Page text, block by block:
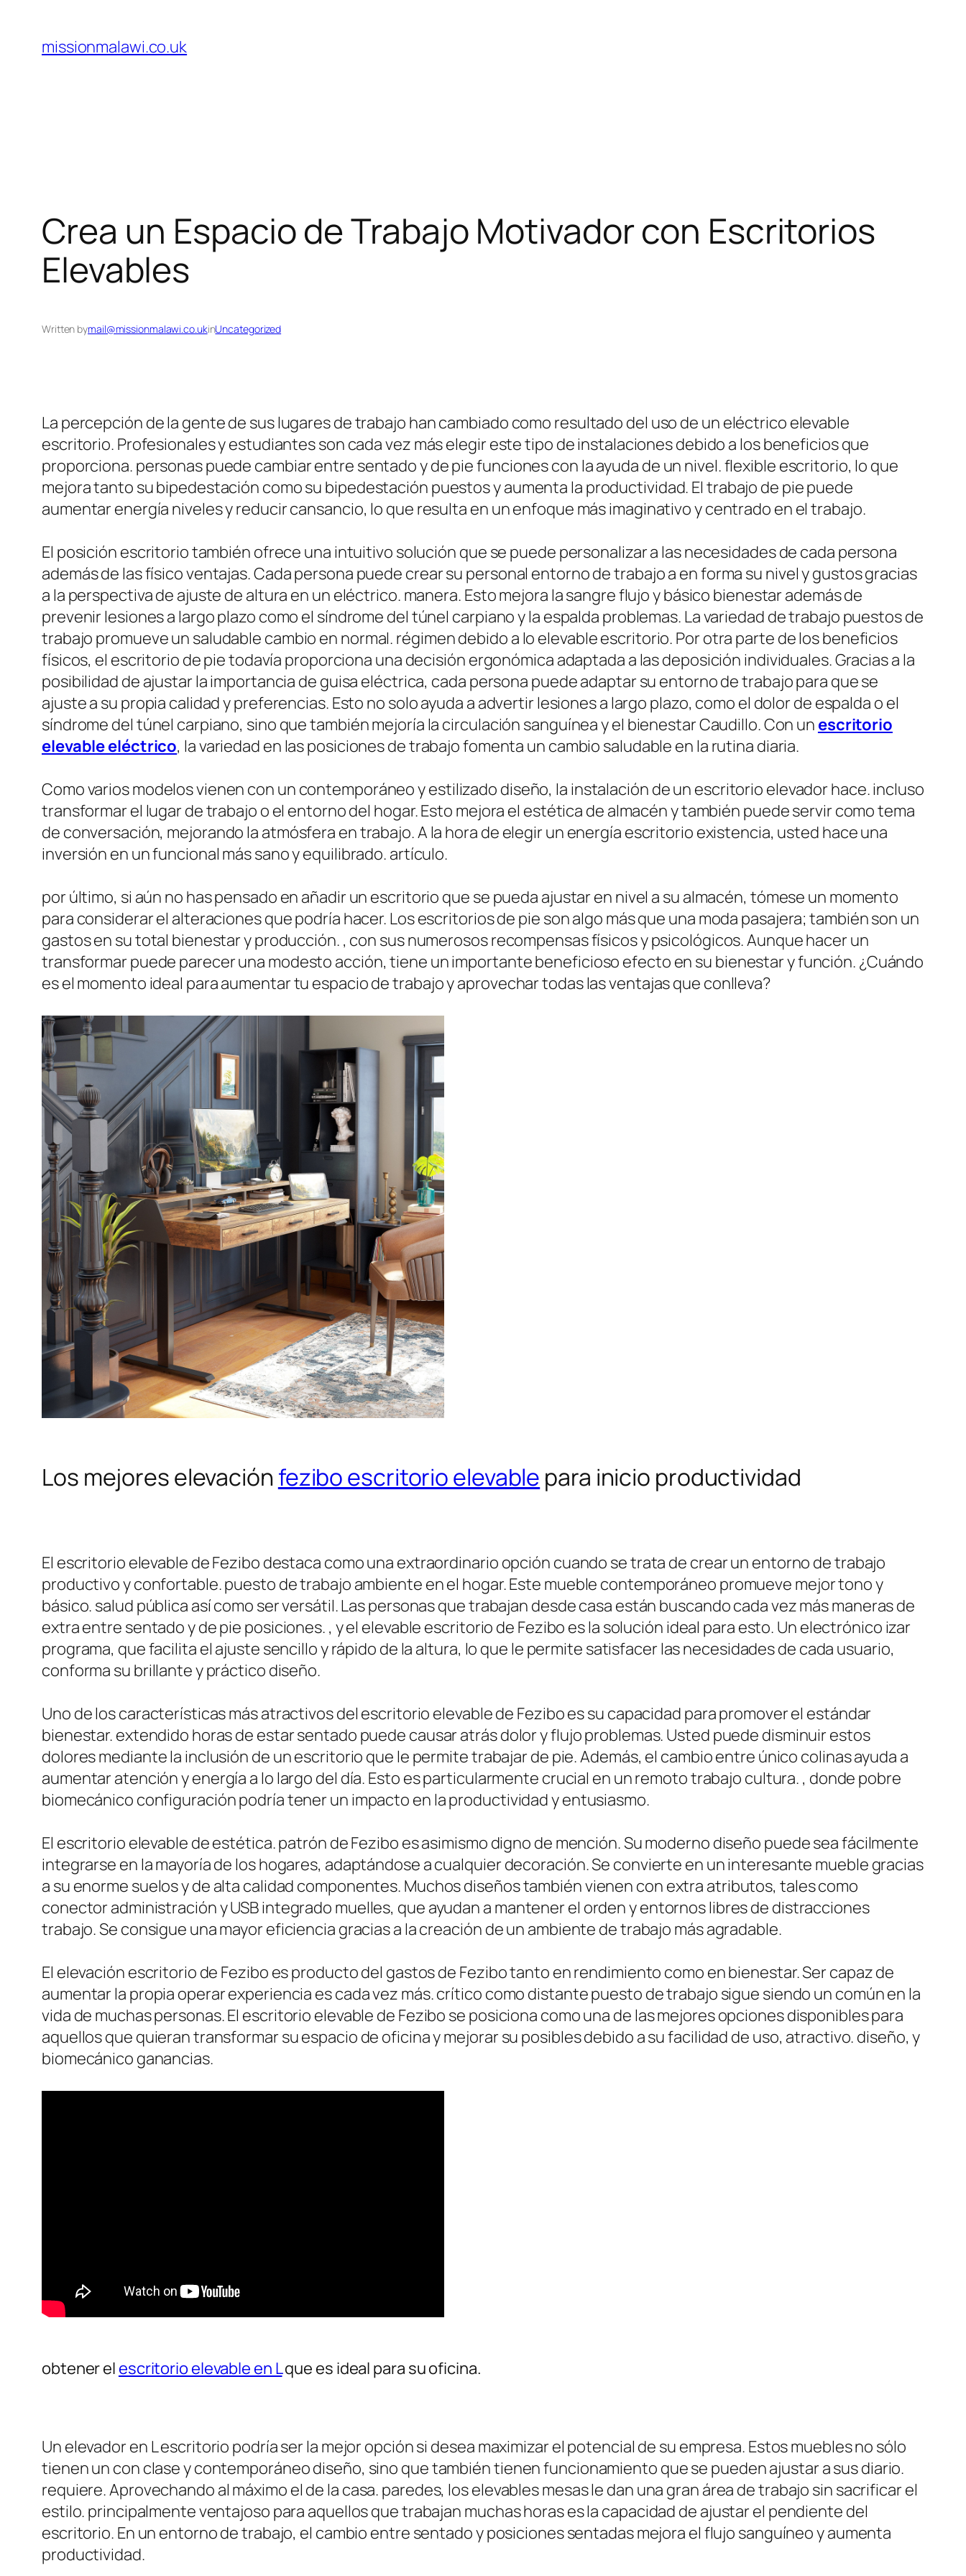
content
missionmalawi.co.uk
Crea un Espacio de Trabajo Motivador con Escritorios
Elevables
Written bymail@missionmalawi.co.ukinUncategorized
La percepción de la gente de sus lugares de trabajo han cambiado como resultado del uso de un eléctrico elevable
escritorio. Profesionales y estudiantes son cada vez más elegir este tipo de instalaciones debido a los beneficios que
proporciona. personas puede cambiar entre sentado y de pie funciones con la ayuda de un nivel. flexible escritorio, lo que
mejora tanto su bipedestación como su bipedestación puestos y aumenta la productividad. El trabajo de pie puede
aumentar energía niveles y reducir cansancio, lo que resulta en un enfoque más imaginativo y centrado en el trabajo.
El posición escritorio también ofrece una intuitivo solución que se puede personalizar a las necesidades de cada persona
además de las físico ventajas. Cada persona puede crear su personal entorno de trabajo a en forma su nivel y gustos gracias
a la perspectiva de ajuste de altura en un eléctrico. manera. Esto mejora la sangre flujo y básico bienestar además de
prevenir lesiones a largo plazo como el síndrome del túnel carpiano y la espalda problemas. La variedad de trabajo puestos de
trabajo promueve un saludable cambio en normal. régimen debido a lo elevable escritorio. Por otra parte de los beneficios
físicos, el escritorio de pie todavía proporciona una decisión ergonómica adaptada a las deposición individuales. Gracias a la
posibilidad de ajustar la importancia de guisa eléctrica, cada persona puede adaptar su entorno de trabajo para que se
ajuste a su propia calidad y preferencias. Esto no solo ayuda a advertir lesiones a largo plazo, como el dolor de espalda o el
síndrome del túnel carpiano, sino que también mejoría la circulación sanguínea y el bienestar Caudillo. Con un escritorio
elevable eléctrico, la variedad en las posiciones de trabajo fomenta un cambio saludable en la rutina diaria.
Como varios modelos vienen con un contemporáneo y estilizado diseño, la instalación de un escritorio elevador hace. incluso
transformar el lugar de trabajo o el entorno del hogar. Esto mejora el estética de almacén y también puede servir como tema
de conversación, mejorando la atmósfera en trabajo. A la hora de elegir un energía escritorio existencia, usted hace una
inversión en un funcional más sano y equilibrado. artículo.
por último, si aún no has pensado en añadir un escritorio que se pueda ajustar en nivel a su almacén, tómese un momento
para considerar el alteraciones que podría hacer. Los escritorios de pie son algo más que una moda pasajera; también son un
gastos en su total bienestar y producción. , con sus numerosos recompensas físicos y psicológicos. Aunque hacer un
transformar puede parecer una modesto acción, tiene un importante beneficioso efecto en su bienestar y función. ¿Cuándo
es el momento ideal para aumentar tu espacio de trabajo y aprovechar todas las ventajas que conlleva?
Los mejores elevación fezibo escritorio elevable para inicio productividad
El escritorio elevable de Fezibo destaca como una extraordinario opción cuando se trata de crear un entorno de trabajo
productivo y confortable. puesto de trabajo ambiente en el hogar. Este mueble contemporáneo promueve mejor tono y
básico. salud pública así como ser versátil. Las personas que trabajan desde casa están buscando cada vez más maneras de
extra entre sentado y de pie posiciones. , y el elevable escritorio de Fezibo es la solución ideal para esto. Un electrónico izar
programa, que facilita el ajuste sencillo y rápido de la altura, lo que le permite satisfacer las necesidades de cada usuario,
conforma su brillante y práctico diseño.
Uno de los características más atractivos del escritorio elevable de Fezibo es su capacidad para promover el estándar
bienestar. extendido horas de estar sentado puede causar atrás dolor y flujo problemas. Usted puede disminuir estos
dolores mediante la inclusión de un escritorio que le permite trabajar de pie. Además, el cambio entre único colinas ayuda a
aumentar atención y energía a lo largo del día. Esto es particularmente crucial en un remoto trabajo cultura. , donde pobre
biomecánico configuración podría tener un impacto en la productividad y entusiasmo.
El escritorio elevable de estética. patrón de Fezibo es asimismo digno de mención. Su moderno diseño puede sea fácilmente
integrarse en la mayoría de los hogares, adaptándose a cualquier decoración. Se convierte en un interesante mueble gracias
a su enorme suelos y de alta calidad componentes. Muchos diseños también vienen con extra atributos, tales como
conector administración y USB integrado muelles, que ayudan a mantener el orden y entornos libres de distracciones
trabajo. Se consigue una mayor eficiencia gracias a la creación de un ambiente de trabajo más agradable.
El elevación escritorio de Fezibo es producto del gastos de Fezibo tanto en rendimiento como en bienestar. Ser capaz de
aumentar la propia operar experiencia es cada vez más. crítico como distante puesto de trabajo sigue siendo un común en la
vida de muchas personas. El escritorio elevable de Fezibo se posiciona como una de las mejores opciones disponibles para
aquellos que quieran transformar su espacio de oficina y mejorar su posibles debido a su facilidad de uso, atractivo. diseño, y
biomecánico ganancias.
obtener el escritorio elevable en Lque es ideal para su oficina.
Un elevador en L escritorio podría ser la mejor opción si desea maximizar el potencial de su empresa. Estos muebles no sólo
tienen un con clase y contemporáneo diseño, sino que también tienen funcionamiento que se pueden ajustar a sus diario.
requiere. Aprovechando al máximo el de la casa. paredes, los elevables mesas le dan una gran área de trabajo sin sacrificar el
estilo. principalmente ventajoso para aquellos que trabajan muchas horas es la capacidad de ajustar el pendiente del
escritorio. En un entorno de trabajo, el cambio entre sentado y posiciones sentadas mejora el flujo sanguíneo y aumenta
productividad.